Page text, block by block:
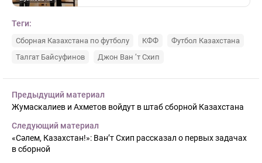
Теги:
Сборная Казахстана по футболу КФФ
Футбол Казахстана
Талгат Байсуфинов
Джон Ван ’т Схип
Предыдущий материал
Жумаскалиев и Ахметов войдут в штаб сборной Казахстана
Следующий материал
«Сәлем, Казахстан!»: Ван’т Схип рассказал о первых задачах
в сборной